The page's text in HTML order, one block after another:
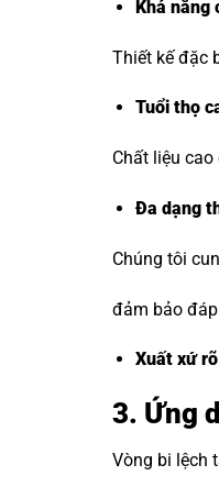
Khả năng
Thiết kế đặc
Tuổi thọ
Chất liệu
Đa dạng
Chúng tôi
đảm bảo
Xuất xứ
3. Ứng
Vòng bi lệch